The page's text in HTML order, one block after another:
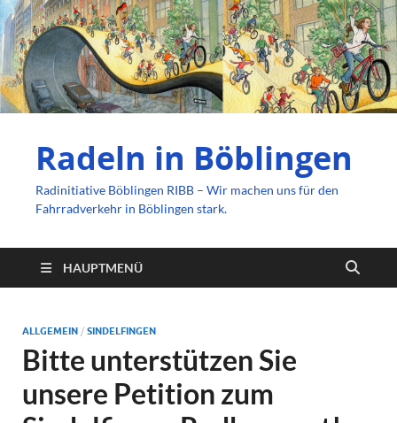
Radeln in Böblingen
Radinitiative Böblingen RIBB – Wir machen uns für den
Fahrradverkehr in Böblingen stark.
HAUPTMENÜ
ALLGEMEIN / SINDELFINGEN
Bitte unterstützen Sie
unsere Petition zum